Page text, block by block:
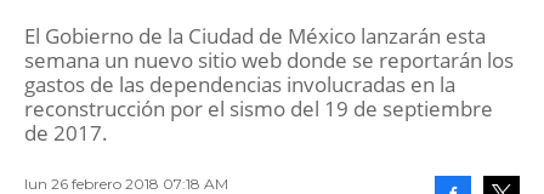
El Gobierno de la Ciudad de México lanzarán esta
semana un nuevo sitio web donde se reportarán los
gastos de las dependencias involucradas en la
reconstrucción por el sismo del 19 de septiembre
de 2017.
lun 26 febrero 2018 07:18 AM